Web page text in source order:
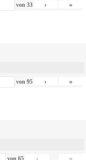
von 33 › »
von 95 › »
von65 › »